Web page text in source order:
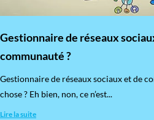
Gestionnaire de réseaux
communauté ?
Gestionnaire de réseaux sociaux et de
chose ? Eh bien, non, ce n’est...
Lire la suite